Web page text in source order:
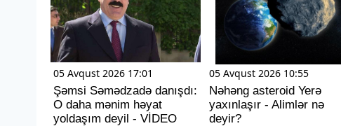
05 Avqust 2026 17:01
Şəmsi Səmədzadə danışdı:
O daha mənim həyat
yoldaşım deyil - VİDEO
05 Avqust 2026 10:55
Nəhəng asteroid Yerə
yaxınlaşır - Alimlər nə
deyir?